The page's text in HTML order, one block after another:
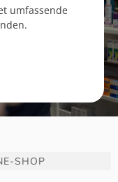
umfassende
SHOP